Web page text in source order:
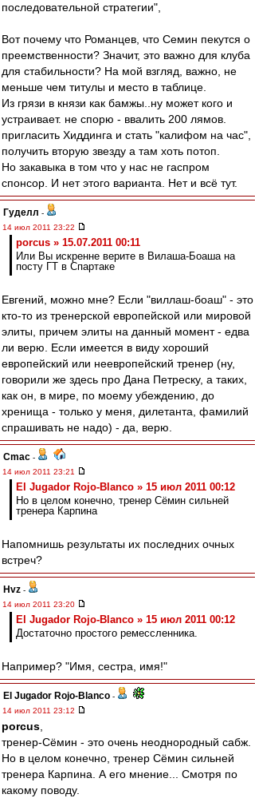
последовательной стратегии",
Вот почему что Романцев, что Семин пекутся о
преемственности? Значит, это важно для клуба
для стабильности? На мой взгляд, важно, не
меньше чем титулы и место в таблице.
Из грязи в князи как бамжы..ну может кого и
устраивает. не спорю - ввалить 200 лямов.
пригласить Хиддинга и стать "калифом на час",
получить вторую звезду а там хоть потоп.
Но закавыка в том что у нас не гаспром
спонсор. И нет этого варианта. Нет и всё тут.
Гуделл -
14 июл 2011 23:22
porcus » 15.07.2011 00:11
Или Вы искренне верите в Вилаша-Боаша на
посту ГТ в Спартаке
Евгений, можно мне? Если "виллаш-боаш" - это
кто-то из тренерской европейской или мировой
элиты, причем элиты на данный момент - едва
ли верю. Если имеется в виду хороший
европейский или неевропейский тренер (ну,
говорили же здесь про Дана Петреску, а таких,
как он, в мире, по моему убеждению, до
хренища - только у меня, дилетанта, фамилий
спрашивать не надо) - да, верю.
Cmac -
14 июл 2011 23:21
El Jugador Rojo-Blanco » 15 июл 2011 00:12
Но в целом конечно, тренер Сёмин сильней
тренера Карпина
Напомнишь результаты их последних очных
встреч?
Hvz -
14 июл 2011 23:20
El Jugador Rojo-Blanco » 15 июл 2011 00:12
Достаточно простого ремессленника.
Например? "Имя, сестра, имя!"
El Jugador Rojo-Blanco -
14 июл 2011 23:12
porcus
тренер-Сёмин - это очень неоднородный сабж.
Но в целом конечно, тренер Сёмин сильней
тренера Карпина. А его мнение... Смотря по
какому поводу.